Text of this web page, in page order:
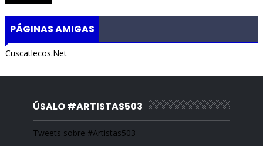
PÁGINAS AMIGAS
Cuscatlecos.Net
ÚSALO #ARTISTAS503
Tweets sobre #Artistas503